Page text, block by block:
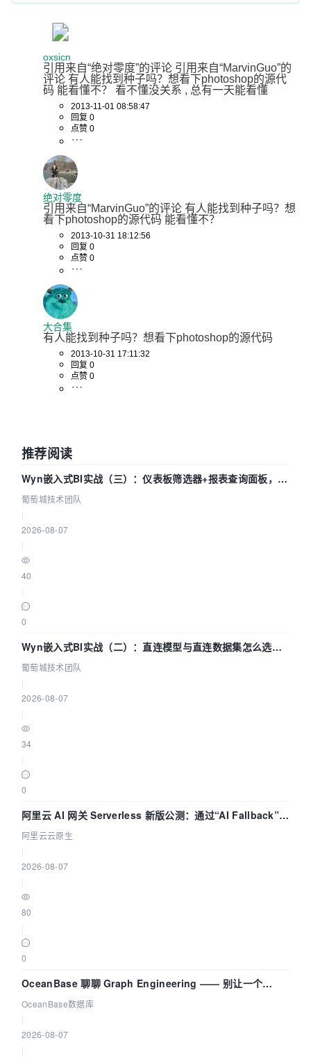
oxsicn
引用来自“绝对零度”的评论 引用来自“MarvinGuo”的
评论 有人能找到种子吗？想看下photoshop的源代
码 能看懂不？ 看不懂没关系 , 总有一天能看懂
2013-11-01 08:58:47
回复 0
点赞 0
绝对零度
引用来自“MarvinGuo”的评论 有人能找到种子吗？想
看下photoshop的源代码 能看懂不？
2013-10-31 18:12:56
回复 0
点赞 0
大合集
有人能找到种子吗？想看下photoshop的源代码
2013-10-31 17:11:32
回复 0
点赞 0
推荐阅读
Wyn嵌入式BI实战（三）：仪表板筛选器+报表查询面板，参
数联动全闭环
葡萄城技术团队
2026-08-07
40
0
Wyn嵌入式BI实战（二）：直连模型与直连数据集怎么选，
参数为什么不生效？| 葡萄城技术团队
葡萄城技术团队
2026-08-07
34
0
阿里云 AI 网关 Serverless 新版公测：通过“AI Fallback”与
拓扑可视化构建 AI 流量治理底座
阿里云云原生
2026-08-07
80
0
OceanBase 聊聊 Graph Engineering —— 别让一个
Agent 既当运动员又
OceanBase数据库
2026-08-07